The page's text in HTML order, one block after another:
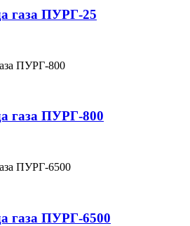
газа ПУРГ-25
газа ПУРГ-800
газа ПУРГ-6500